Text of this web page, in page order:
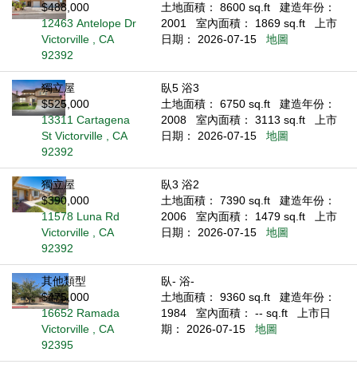
$488,000
12463 Antelope Dr
Victorville , CA
92392
土地面積： 8600 sq.ft
建造年份：
2001
室內面積： 1869 sq.ft
上市
日期： 2026-07-15
地圖
獨立屋
$525,000
13311 Cartagena
St Victorville , CA
92392
臥5 浴3
土地面積： 6750 sq.ft
建造年份：
2008
室內面積： 3113 sq.ft
上市
日期： 2026-07-15
地圖
獨立屋
$390,000
11578 Luna Rd
Victorville , CA
92392
臥3 浴2
土地面積： 7390 sq.ft
建造年份：
2006
室內面積： 1479 sq.ft
上市
日期： 2026-07-15
地圖
其他類型
$475,000
16652 Ramada
Victorville , CA
92395
臥- 浴-
土地面積： 9360 sq.ft
建造年份：
1984
室內面積： -- sq.ft
上市日
期： 2026-07-15
地圖